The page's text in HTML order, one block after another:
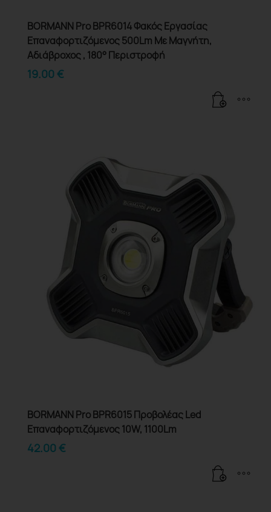
BORMANN Pro BPR6014 Φακός Εργασίας
Επαναφορτιζόμενος 500Lm Με Μαγνήτη,
Αδιάβροχος , 180° Περιστροφή
19.00€
BORMANN Pro BPR6015 Προβολέας Led
Επαναφορτιζόμενος 10W, 1100Lm
42.00€